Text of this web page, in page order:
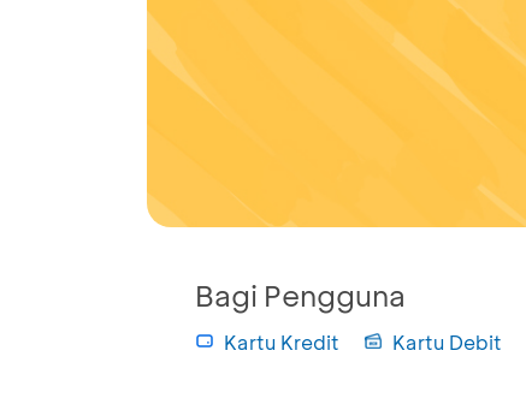
Bagi Pengguna
Kartu Kredit Kartu Debit